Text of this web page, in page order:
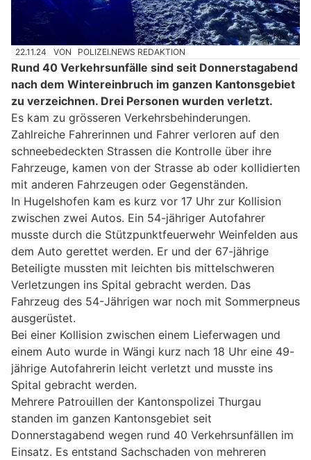
22.11.24 VON POLIZEI.NEWS REDAKTION
Rund 40 Verkehrsunfälle sind seit Donnerstagabend
nach dem Wintereinbruch im ganzen Kantonsgebiet
zu verzeichnen. Drei Personen wurden verletzt.
Es kam zu grösseren Verkehrsbehinderungen.
Zahlreiche Fahrerinnen und Fahrer verloren auf den
schneebedeckten Strassen die Kontrolle über ihre
Fahrzeuge, kamen von der Strasse ab oder kollidierten
mit anderen Fahrzeugen oder Gegenständen.
In Hugelshofen kam es kurz vor 17 Uhr zur Kollision
zwischen zwei Autos. Ein 54-jähriger Autofahrer
musste durch die Stützpunktfeuerwehr Weinfelden aus
dem Auto gerettet werden. Er und der 67-jährige
Beteiligte mussten mit leichten bis mittelschweren
Verletzungen ins Spital gebracht werden. Das
Fahrzeug des 54-Jährigen war noch mit Sommerpneus
ausgerüstet.
Bei einer Kollision zwischen einem Lieferwagen und
einem Auto wurde in Wängi kurz nach 18 Uhr eine 49-
jährige Autofahrerin leicht verletzt und musste ins
Spital gebracht werden.
Mehrere Patrouillen der Kantonspolizei Thurgau
standen im ganzen Kantonsgebiet seit
Donnerstagabend wegen rund 40 Verkehrsunfällen im
Einsatz. Es entstand Sachschaden von mehreren